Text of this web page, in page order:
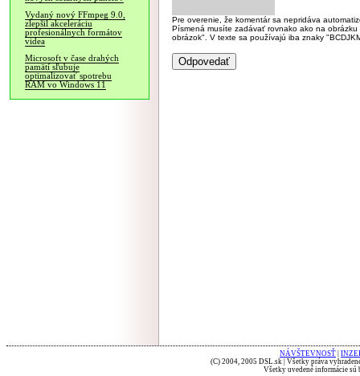
Vydaný nový FFmpeg 9.0,
zlepšil akceleráciu
profesionálnych formátov
videa
Microsoft v čase drahých
pamätí sľubuje
optimalizovať spotrebu
RAM vo Windows 11
Pre overenie, že komentár sa nepridáva
Písmená musíte zadávať rovnako ako na
obrázok". V texte sa používajú iba znaky
NÁVŠTEVNOSŤ
(C) 2004, 2005 DSL.sk | Všetky práva
Všetky uvedené informácie sú